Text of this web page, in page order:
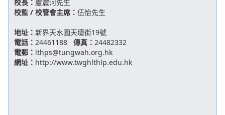
校長： 盧震河先生
校監 / 校管會主席： 伍怡先生
地址： 新界天水圍天壇街19號
電話： 24461188 傳真： 24482332
電郵： lthps@tungwah.org.hk
網址： http://www.twghlthlp.edu.hk